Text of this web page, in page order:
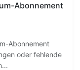
Abonnement
Abonnement
oder fehlende